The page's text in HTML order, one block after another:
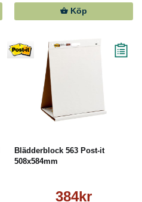
Köp
Blädderblock 563 Post-it
508x584mm
384kr